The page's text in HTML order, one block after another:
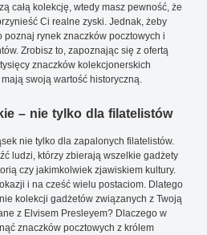
całą kolekcję, wtedy masz pewność, że
Ci realne zyski. Jednak, żeby
rynek znaczków pocztowych i
Zrobisz to, zapoznając się z ofertą
znaczków kolekcjonerskich
swoją wartość historyczną.
– nie tylko dla filatelistów
nie tylko dla zapalonych filatelistów.
ludzi, którzy zbierają wszelkie gadżety
czy jakimkolwiek zjawiskiem kultury.
i na cześć wielu postaciom. Dlatego
kolekcji gadżetów związanych z Twoją
z Elvisem Presleyem? Dlaczego w
znaczków pocztowych z królem